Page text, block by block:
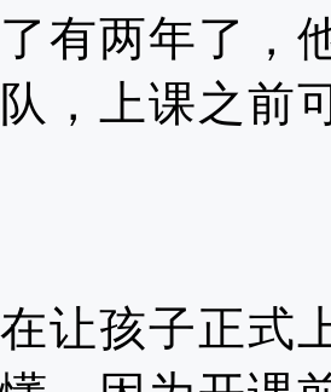
了有两年了，
队，上课之前
在让孩子正式